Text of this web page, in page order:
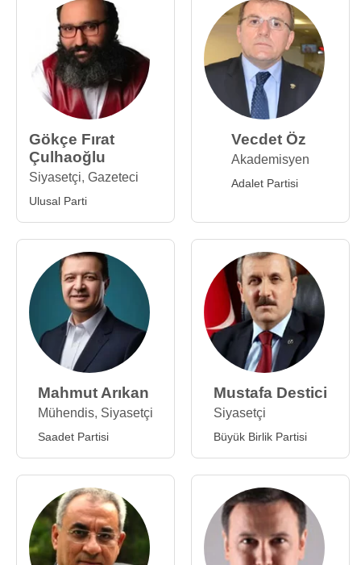
Gökçe Fırat
Çulhaoğlu
Siyasetçi, Gazeteci
Ulusal Parti
Vecdet Öz
Akademisyen
Adalet Partisi
Mahmut Arıkan
Mühendis, Siyasetçi
Saadet Partisi
Mustafa Destici
Siyasetçi
Büyük Birlik Partisi